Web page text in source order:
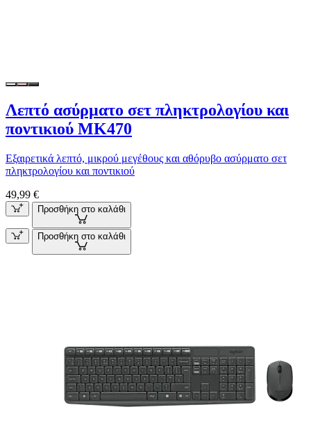
Λεπτό ασύρματο σετ πληκτρολογίου και
ποντικιού MK470
Εξαιρετικά λεπτό, μικρού μεγέθους και αθόρυβο ασύρματο σετ
πληκτρολογίου και ποντικιού
49,99 €
Προσθήκη στο καλάθι
Προσθήκη στο καλάθι